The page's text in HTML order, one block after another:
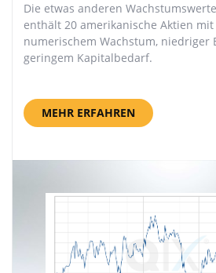
Die etwas anderen
enthält 20 amerikanische Aktien
numerischem Wachstum, niedriger
geringem Kapitalbedarf.
MEHR ERFAHREN